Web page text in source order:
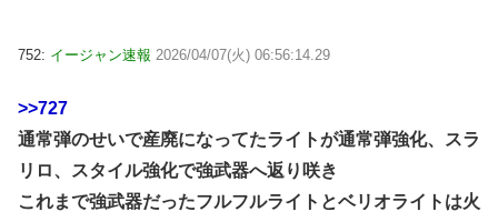
752: イージャン速報 2026/04/07(火) 06:56:14.29
>>727
通常弾のせいで産廃になってたライトが通常弾強化、スラ
リロ、スタイル強化で強武器へ返り咲き
これまで強武器だったフルフルライトとベリオライトは火